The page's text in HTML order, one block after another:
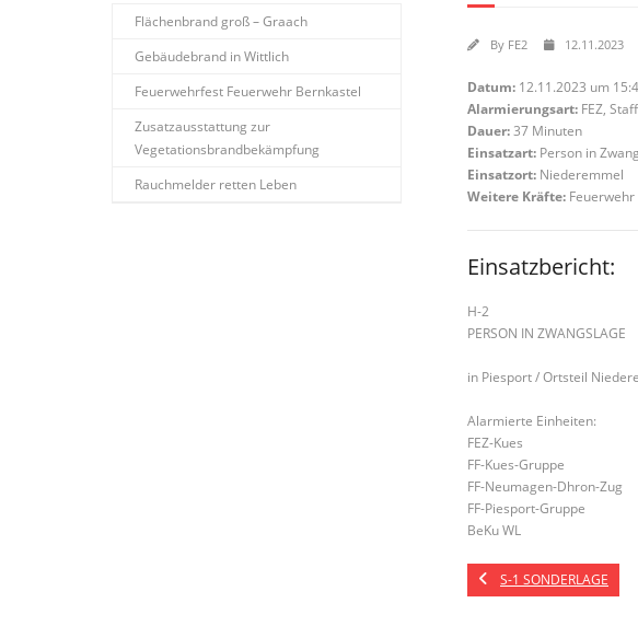
By FE2 12.11.2023
Datum: 12.11.2023 um
Alarmierungsart: FEZ,
Dauer:37 Minuten
Einsatzart: Person in
Einsatzort: Niederemmel
Weitere Kräfte:
Einsatzbericht:
H-2
PERSON IN ZWANGSLAGE
in Piesport / Ortsteil
Alarmierte Einheiten:
FEZ-Kues
FF-Kues-Gruppe
FF-Neumagen-Dhron-Zug
FF-Piesport-Gruppe
BeKu WL
S-1 SONDERLAGE
Flächenbrand groß – Graach
Gebäudebrand in Wittlich
Feuerwehrfest Feuerwehr Bernkastel
Zusatzausstattung zur
Vegetationsbrandbekämpfung
Rauchmelder retten Leben